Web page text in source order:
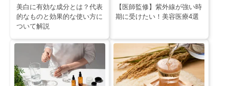
美白に有効な成分とは？代表
的なものと効果的な使い方に
ついて解説
【医師監修】紫外線が強い時
期に受けたい！美容医療4選